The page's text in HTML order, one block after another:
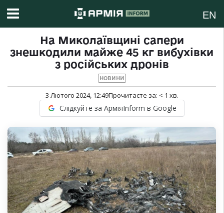
EN
На Миколаївщині сапери
знешкодили майже 45 кг вибухівки
з російських дронів
НОВИНИ
3 Лютого 2024, 12:49Прочитаєте за: < 1 хв.
Слідкуйте за АрміяInform в Google